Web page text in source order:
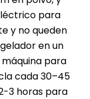
para
y no queden
en un
para
cada 30–45
3 horas para